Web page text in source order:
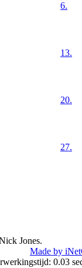
6.
13.
20.
27.
Jones.
Made by
0.03